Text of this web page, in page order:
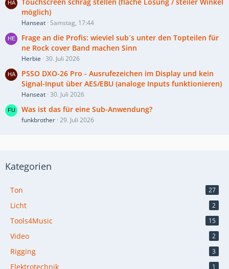
möglich)
Hanseat Samstag, 17:44
Frage an die Profis: wieviel sub´s unter den Topteilen für
ne Rock cover Band machen Sinn
Herbie 30. Juli 2026
PSSO DXO-26 Pro - Ausrufezeichen im Display und kein
Signal-Input über AES/EBU (analoge Inputs funktionieren)
Hanseat 30. Juli 2026
Was ist das für eine Sub-Anwendung?
funkbrother 29. Juli 2026
Kategorien
Ton 27
Licht 2
Tools4Music 15
Video 2
Rigging 3
Elektrotechnik 1